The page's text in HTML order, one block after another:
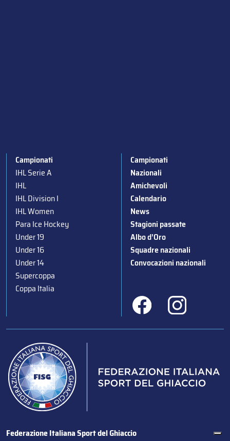
Campionati
IHL Serie A
IHL
IHL Division I
IHL Women
Para Ice Hockey
Under 19
Under 16
Under 14
Supercoppa
Coppa Italia
Campionati
Nazionali
Amichevoli
Calendario
News
Stagioni passate
Albo d’Oro
Squadre nazionali
Convocazioni nazionali
Federazione Italiana Sport del Ghiaccio